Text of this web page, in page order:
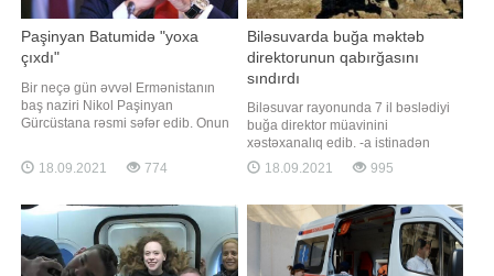
Paşinyan Batumidə "yoxa
çıxdı"
Bir neçə gün əvvəl Ermənistanın
baş naziri Nikol Paşinyan
Gürcüstana rəsmi səfər edib. Onun
Rəsmi məlumata görə, onunla
Gürcüstanın baş naziri arasında
səfər Ermənistan cəmiyyətinin
əhəmiyyətli bir hissəsi və xüsusən
də bəzi Rusiy
18.09.2021 774
Biləsuvarda buğa məktəb
direktorunun qabırğasını
sındırdı
Biləsuvar rayonunda 7 il bəslədiyi
buğa direktor müavinini
xəstəxanalıq edib. -a istinadən
xəbər verir ki, hadisə rayonun Aşağı
Cürəli kəndində məktəb direktoru
olub. Hacıyev həyətyanı sahədəki
təssərrüfatında mal-qaraya qulluq
edərkən buğa ona qəfil hücum edib.
Nəticəd
18.09.2021 995